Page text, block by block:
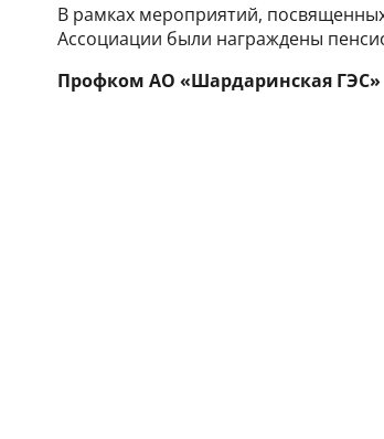
В рамках мероприятий,
Ассоциации были награждены
Профком АО «Шардаринская ГЭС»